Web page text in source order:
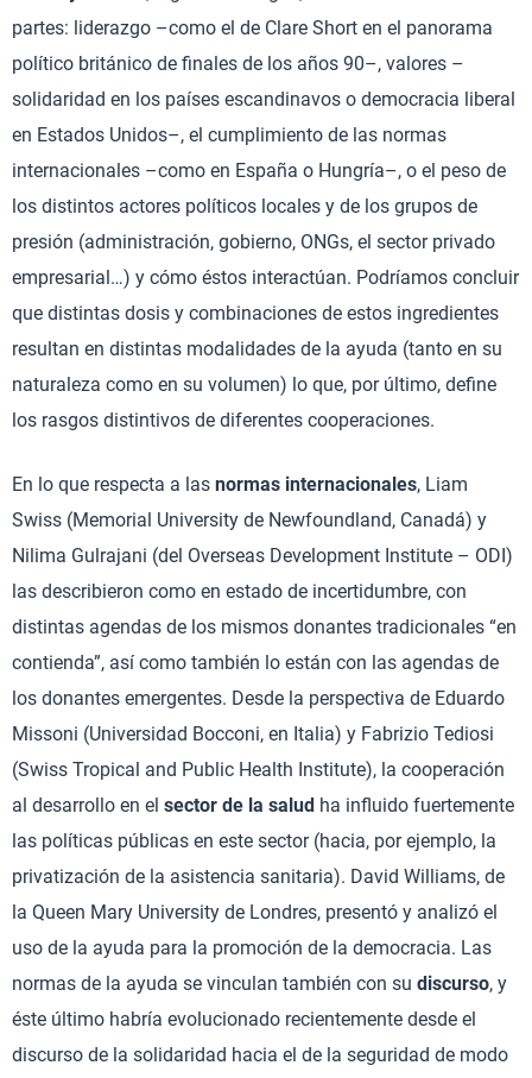
partes: liderazgo –como el de Clare Short en el panorama
político británico de finales de los años 90–, valores –
solidaridad en los países escandinavos o democracia liberal
en Estados Unidos–, el cumplimiento de las normas
internacionales –como en España o Hungría–, o el peso de
los distintos actores políticos locales y de los grupos de
presión (administración, gobierno, ONGs, el sector privado
empresarial…) y cómo éstos interactúan. Podríamos concluir
que distintas dosis y combinaciones de estos ingredientes
resultan en distintas modalidades de la ayuda (tanto en su
naturaleza como en su volumen) lo que, por último, define
los rasgos distintivos de diferentes cooperaciones.
En lo que respecta a las normas internacionales, Liam
Swiss (Memorial University de Newfoundland, Canadá) y
Nilima Gulrajani (del Overseas Development Institute – ODI)
las describieron como en estado de incertidumbre, con
distintas agendas de los mismos donantes tradicionales “en
contienda”, así como también lo están con las agendas de
los donantes emergentes. Desde la perspectiva de Eduardo
Missoni (Universidad Bocconi, en Italia) y Fabrizio Tediosi
(Swiss Tropical and Public Health Institute), la cooperación
al desarrollo en el sector de la salud ha influido fuertemente
las políticas públicas en este sector (hacia, por ejemplo, la
privatización de la asistencia sanitaria). David Williams, de
la Queen Mary University de Londres, presentó y analizó el
uso de la ayuda para la promoción de la democracia. Las
normas de la ayuda se vinculan también con su discurso, y
éste último habría evolucionado recientemente desde el
discurso de la solidaridad hacia el de la seguridad de modo